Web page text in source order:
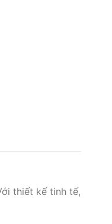
thiết kế tinh tế,